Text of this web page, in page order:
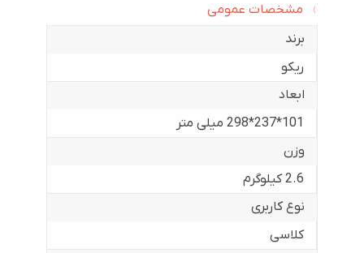
مشخصات عمومی
برند
ریکو
ابعاد
101*237*298 میلی متر
وزن
2.6 کیلوگرم
نوع کاربری
کلاسی